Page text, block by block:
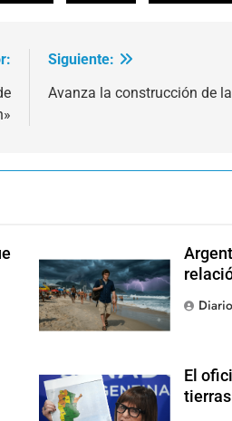
Siguiente:
Avanza la construcción de
El